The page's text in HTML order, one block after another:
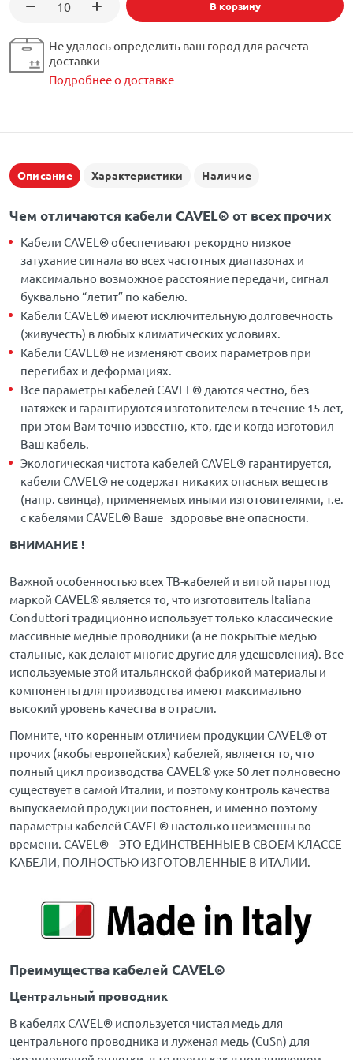
В корзину
Не удалось определить ваш город для расчета
доставки
Подробнее о доставке
Описание Характеристики Наличие
Чем отличаются кабели CAVEL® от всех прочих
Кабели CAVEL® обеспечивают рекордно низкое
затухание сигнала во всех частотных диапазонах и
максимально возможное расстояние передачи, сигнал
буквально “летит” по кабелю.
Кабели CAVEL® имеют исключительную долговечность
(живучесть) в любых климатических условиях.
Кабели CAVEL® не изменяют своих параметров при
перегибах и деформациях.
Все параметры кабелей CAVEL® даются честно, без
натяжек и гарантируются изготовителем в течение 15 лет,
при этом Вам точно известно, кто, где и когда изготовил
Ваш кабель.
Экологическая чистота кабелей CAVEL® гарантируется,
кабели CAVEL® не содержат никаких опасных веществ
(напр. свинца), применяемых иными изготовителями, т.е.
с кабелями CAVEL® Ваше здоровье вне опасности.
ВНИМАНИЕ !
Важной особенностью всех ТВ-кабелей и витой пары под
маркой CAVEL® является то, что изготовитель Italiana
Conduttori традиционно использует только классические
массивные медные проводники (а не покрытые медью
стальные, как делают многие другие для удешевления). Все
используемые этой итальянской фабрикой материалы и
компоненты для производства имеют максимально
высокий уровень качества в отрасли.
Помните, что коренным отличием продукции CAVEL® от
прочих (якобы европейских) кабелей, является то, что
полный цикл производства CAVEL® уже 50 лет полновесно
существует в самой Италии, и поэтому контроль качества
выпускаемой продукции постоянен, и именно поэтому
параметры кабелей CAVEL® настолько неизменны во
времени. CAVEL® – ЭТО ЕДИНСТВЕННЫЕ В СВОЕМ КЛАССЕ
КАБЕЛИ, ПОЛНОСТЬЮ ИЗГОТОВЛЕННЫЕ В ИТАЛИИ.
Преимущества кабелей CAVEL®
Центральный проводник
В кабелях CAVEL® используется чистая медь для
центрального проводника и луженая медь (CuSn) для